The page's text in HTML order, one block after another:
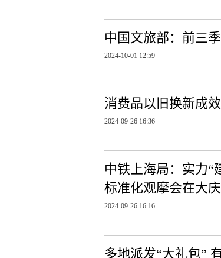
中国文旅部：前三
2024-10-01 12:59
消费品以旧换新成
2024-09-26 16:36
中铁上海局：实力“
标准化观摩会在大
2024-09-26 16:16
多地派发“大礼包”